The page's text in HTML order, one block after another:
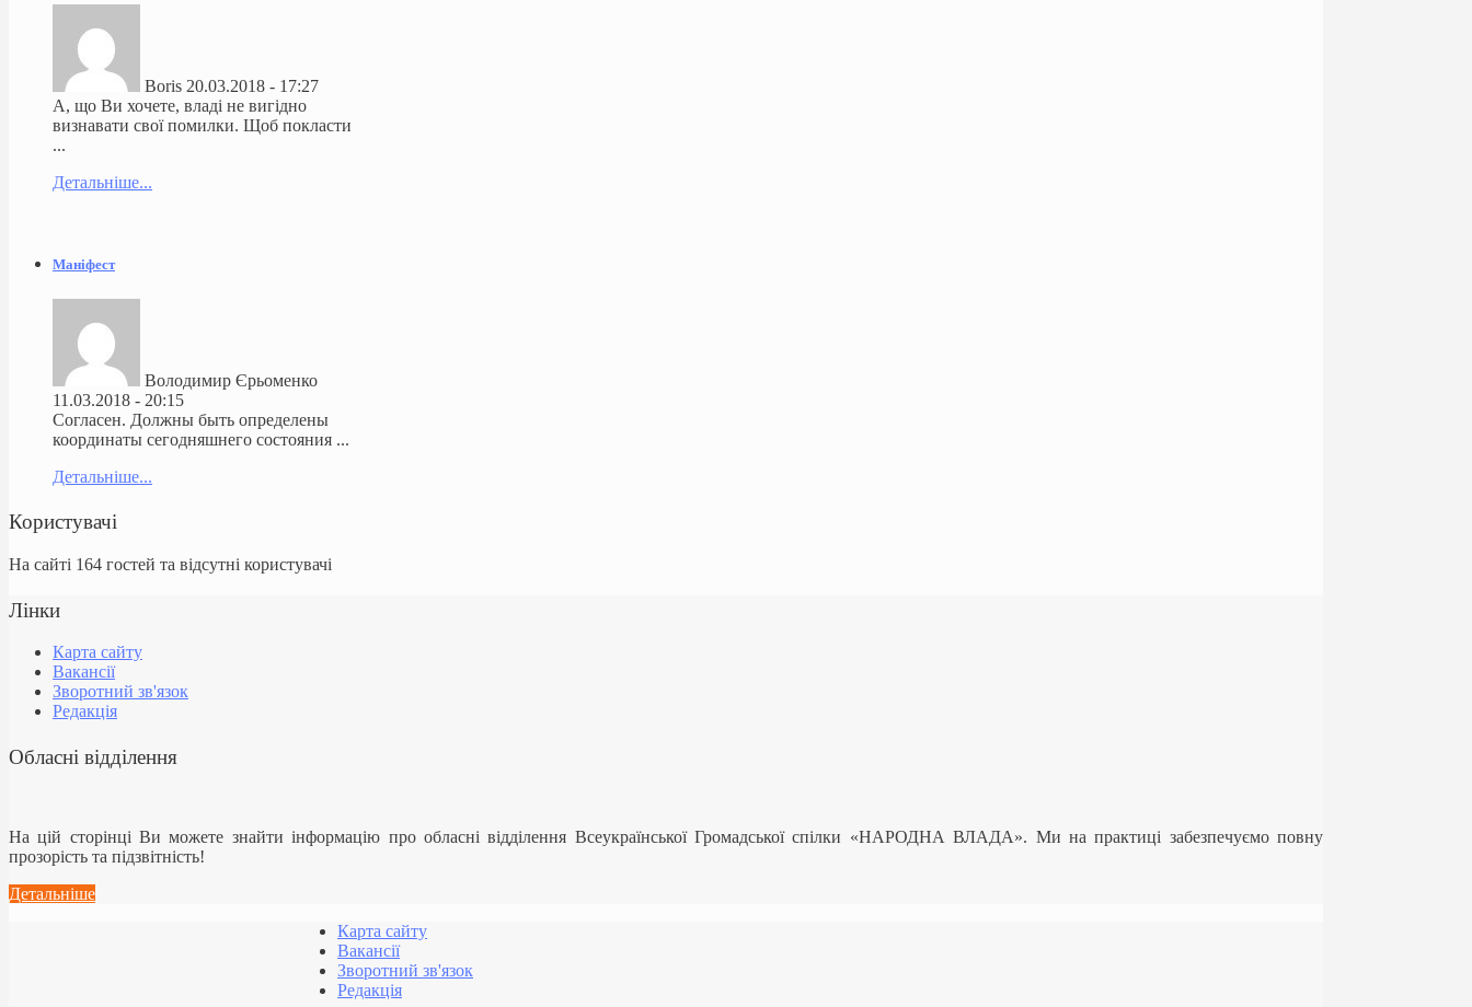
Boris 20.03.2018 - 17:27
А, що Ви хочете, владі не вигідно
визнавати свої помилки. Щоб покласти
...
Детальніше...
Маніфест
Володимир Єрьоменко
11.03.2018 - 20:15
Согласен. Должны быть определены
координаты сегодняшнего состояния ...
Детальніше...
Користувачі
На сайті 164 гостей та відсутні користувачі
Лінки
Карта сайту
Вакансії
Зворотний зв'язок
Редакція
Обласні відділення
На цій сторінці Ви можете знайти інформацію про обласні відділення Всеукраїнської Громадської спілки «НАРОДНА ВЛАДА». Ми на практиці забезпечуємо повну
прозорість та підзвітність!
Детальніше
Карта сайту
Вакансії
Зворотний зв'язок
Редакція